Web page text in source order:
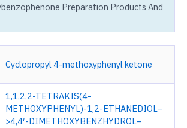
Preparation Products And
Cyclopropyl 4-methoxyphenyl ketone
1,1,2,2-TETRAKIS(4-
METHOXYPHENYL)-1,2-ETHANEDIOL–
>4,4′-DIMETHOXYBENZHYDROL–